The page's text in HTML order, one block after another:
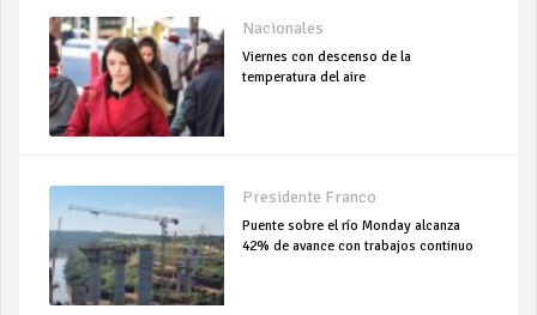
Nacionales
Viernes con descenso de la
temperatura del aire
Presidente Franco
Puente sobre el río Monday alcanza
42% de avance con trabajos continuo